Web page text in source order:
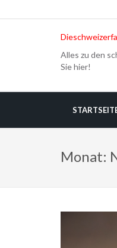
Alles zu den
Sie hier!
Monat: